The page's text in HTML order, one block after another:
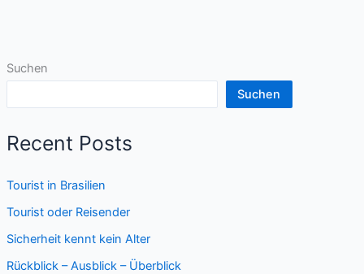
Suchen
Suchen
Recent Posts
Tourist in Brasilien
Tourist oder Reisender
Sicherheit kennt kein Alter
Rückblick – Ausblick – Überblick